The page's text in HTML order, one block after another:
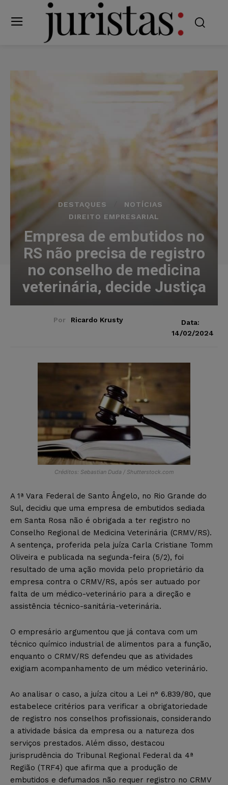
DESTAQUES
NOTÍCIAS
DIREITO EMPRESARIAL
Empresa de embutidos no
RS não precisa de registro
no conselho de medicina
veterinária, decide Justiça
Por Ricardo Krusty
Data:
14/02/2024
Créditos: Sebastian Duda / Shutterstock.com
A 1ª Vara Federal de Santo Ângelo, no Rio Grande do
Sul, decidiu que uma empresa de embutidos sediada
em Santa Rosa não é obrigada a ter registro no
Conselho Regional de Medicina Veterinária (CRMV/RS).
A sentença, proferida pela juíza Carla Cristiane Tomm
Oliveira e publicada na segunda-feira (5/2), foi
resultado de uma ação movida pelo proprietário da
empresa contra o CRMV/RS, após ser autuado por
falta de um médico-veterinário para a direção e
assistência técnico-sanitária-veterinária.
O empresário argumentou que já contava com um
técnico químico industrial de alimentos para a função,
enquanto o CRMV/RS defendeu que as atividades
exigiam acompanhamento de um médico veterinário.
Ao analisar o caso, a juíza citou a Lei n° 6.839/80, que
estabelece critérios para verificar a obrigatoriedade
de registro nos conselhos profissionais, considerando
a atividade básica da empresa ou a natureza dos
serviços prestados. Além disso, destacou
jurisprudência do Tribunal Regional Federal da 4ª
Região (TRF4) que afirma que a produção de
embutidos e defumados não requer registro no CRMV